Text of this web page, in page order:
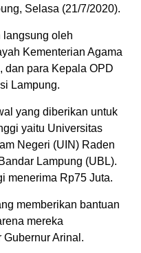
Selasa (21/7/2020).
langsung oleh
Kementerian Agama
dan para Kepala OPD
Lampung.
yang diberikan untuk
yaitu Universitas
Negeri (UIN) Raden
Lampung (UBL).
menerima Rp75 Juta.
memberikan bantuan
mereka
Gubernur Arinal.